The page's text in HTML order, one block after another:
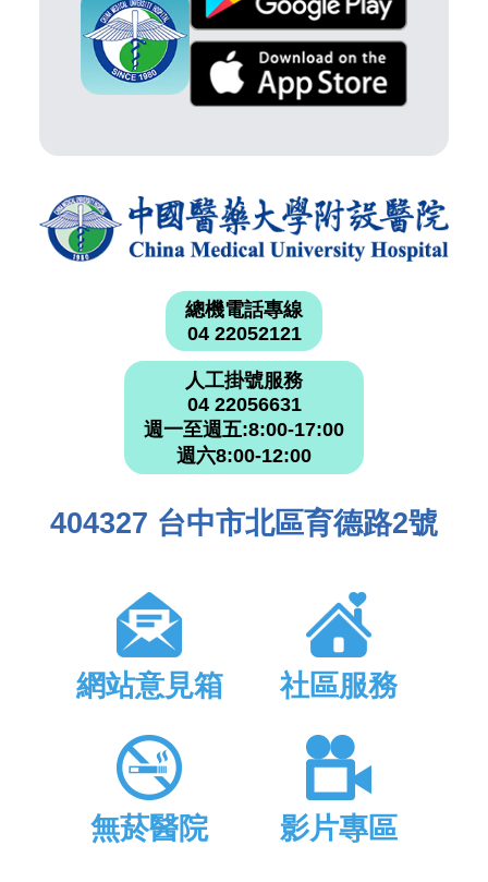
總機電話專線
04 22052121
人工掛號服務
04 22056631
週一至週五:8:00-17:00
週六8:00-12:00
404327 台中市北區育德路2號
網站意見箱 社區服務
無菸醫院 影片專區